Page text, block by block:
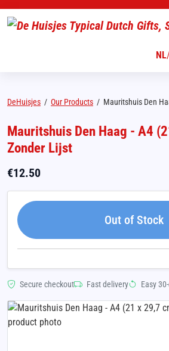
NL
DeHuisjes / Our Products / Mauritshuis Den
Mauritshuis Den Haag - A4
Zonder Lijst
€12.50
Out of Stock
Secure checkout Fast delivery Easy